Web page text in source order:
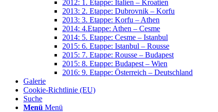
2012: 1. Etappe: Italien – Kroatien
2013: 2. Etappe: Dubrovnik – Korfu
2013: 3. Etappe: Korfu – Athen
2014: 4.Etappe: Athen – Cesme
2014: 5. Etappe: Cesme – Istanbul
2015: 6. Etappe: Istanbul – Rousse
2015: 7. Etappe: Rousse – Budapest
2015: 8. Etappe: Budapest – Wien
2016: 9. Etappe: Österreich – Deutschland
Galerie
Cookie-Richtlinie (EU)
Suche
Menü Menü